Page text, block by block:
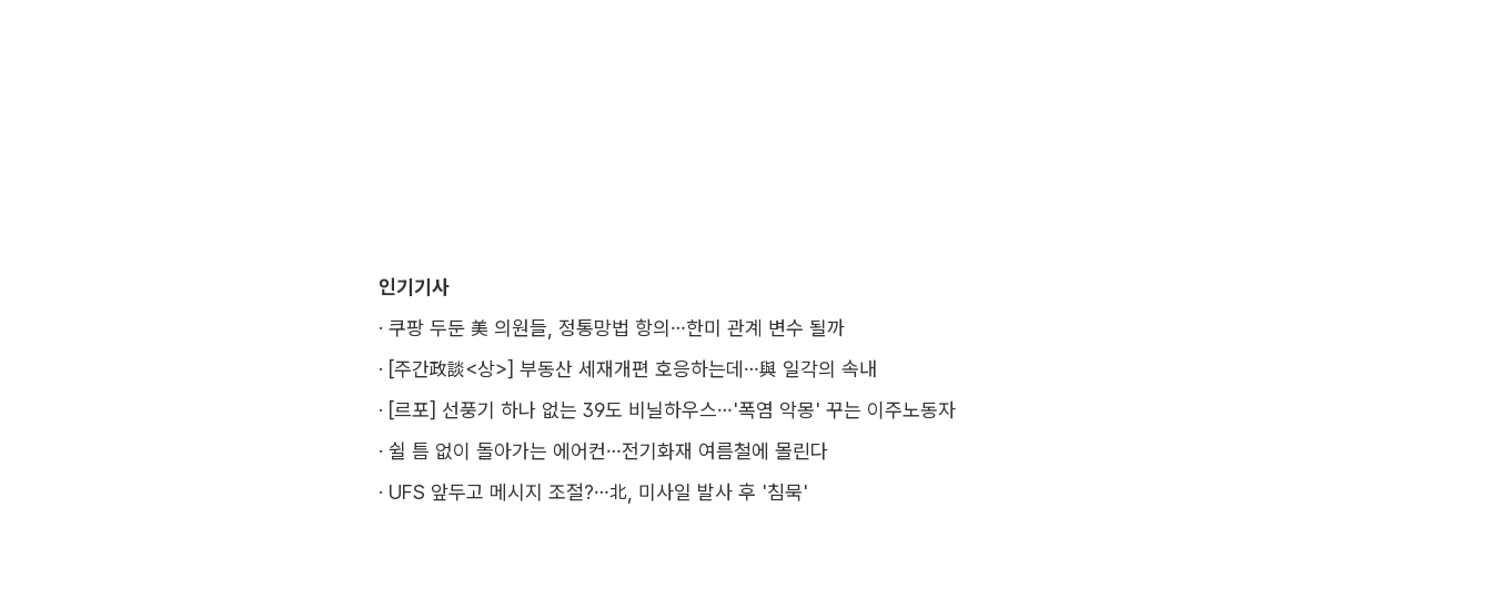
인기기사
· 쿠팡 두둔 美 의원들, 정통망법 항의…한미 관계 변수 될까
· [주간政談<상>] 부동산 세재개편 호응하는데…與 일각의 속내
· [르포] 선풍기 하나 없는 39도 비닐하우스…'폭염 악몽' 꾸는 이주노동자
· 쉴 틈 없이 돌아가는 에어컨…전기화재 여름철에 몰린다
· UFS 앞두고 메시지 조절?…北, 미사일 발사 후 '침묵'